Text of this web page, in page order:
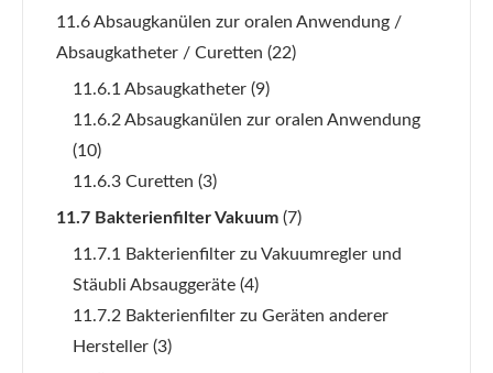
11.6 Absaugkanülen zur oralen Anwendung /
Absaugkatheter / Curetten (22)
11.6.1 Absaugkatheter (9)
11.6.2 Absaugkanülen zur oralen Anwendung
(10)
11.6.3 Curetten (3)
11.7 Bakterienfilter Vakuum (7)
11.7.1 Bakterienfilter zu Vakuumregler und
Stäubli Absauggeräte (4)
11.7.2 Bakterienfilter zu Geräten anderer
Hersteller (3)